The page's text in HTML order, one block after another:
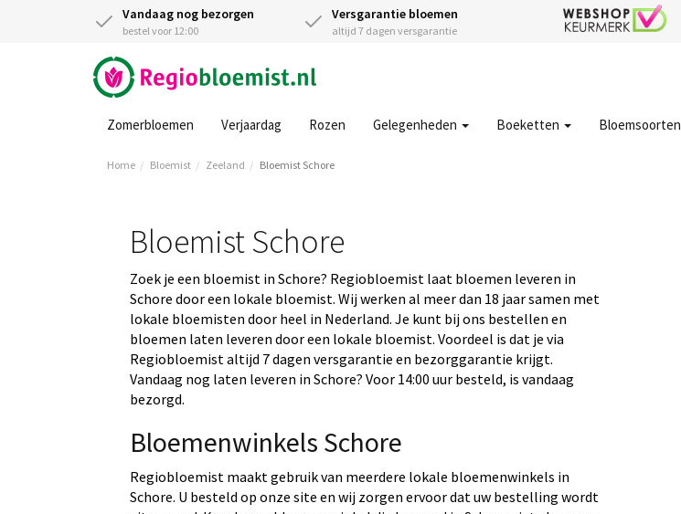
Vandaag nog bezorgen
bestel voor 12:00
Versgarantie bloemen
altijd 7 dagen versgarantie
Zomerbloemen Verjaardag Rozen Gelegenheden Boeketten Bloemsoorten
Home Bloemist Zeeland Bloemist Schore
Bloemist Schore
Zoek je een bloemist in Schore? Regiobloemist laat bloemen leveren in
Schore door een lokale bloemist. Wij werken al meer dan 18 jaar samen met
lokale bloemisten door heel in Nederland. Je kunt bij ons bestellen en
bloemen laten leveren door een lokale bloemist. Voordeel is dat je via
Regiobloemist altijd 7 dagen versgarantie en bezorggarantie krijgt.
Vandaag nog laten leveren in Schore? Voor 14:00 uur besteld, is vandaag
bezorgd.
Bloemenwinkels Schore
Regiobloemist maakt gebruik van meerdere lokale bloemenwinkels in
Schore. U besteld op onze site en wij zorgen ervoor dat uw bestelling wordt